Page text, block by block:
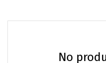
No